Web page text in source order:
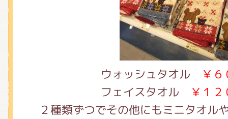
ウォッシュタオル
￥
フェイスタオル
￥１２
２種類ずつでその他にもミニタオル